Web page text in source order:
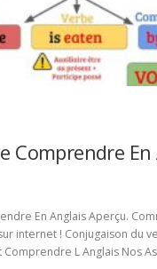
Comprendre
En Anglais Aperçu.
internet ! Conjugaison du
Comprendre L Anglais Nos